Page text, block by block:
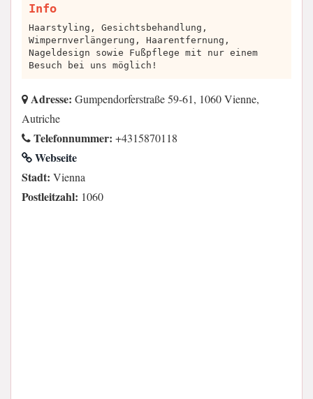
Info
Haarstyling, Gesichtsbehandlung,
Wimpernverlängerung, Haarentfernung,
Nageldesign sowie Fußpflege mit nur einem
Besuch bei uns möglich!
Adresse: Gumpendorferstraße 59-61, 1060 Vienne,
Autriche
Telefonnummer: +4315870118
Webseite
Stadt: Vienna
Postleitzahl: 1060